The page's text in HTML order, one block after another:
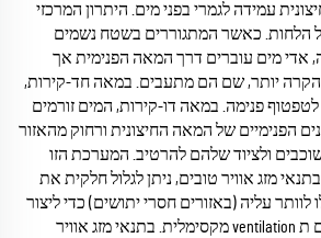
עמידה לגמרי בפני מים. היתרון המרכזי
הלחות. כאשר המתגוררים בשטח נשמים
אדי מים עוברים דרך המאה הפנימית אך
הקרה יותר, שם הם מתעבים. במאה חד-קירות,
פנימה. במאה דו-קירות, המים זורמים
הפנימיים של המאה החיצונית ורחוק מהאזור
ולציוד שלהם להרטיב. המערכת הזו
מזג אוויר טובים, ניתן לגלול חלקית את
עליה (באזורים חסרי יתושים) כדי ליצור
כיסוי לצפייה בכוכבים עם ת ventilation מקסימלית. בתנאי מזג אוויר